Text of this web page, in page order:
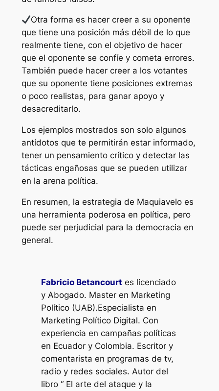
Otra forma es hacer creer a su oponente
que tiene una posición más débil de lo que
realmente tiene, con el objetivo de hacer
que el oponente se confíe y cometa errores.
También puede hacer creer a los votantes
que su oponente tiene posiciones extremas
o poco realistas, para ganar apoyo y
desacreditarlo.
Los ejemplos mostrados son solo algunos
antídotos que te permitirán estar informado,
tener un pensamiento crítico y detectar las
tácticas engañosas que se pueden utilizar
en la arena política.
En resumen, la estrategia de Maquiavelo es
una herramienta poderosa en política, pero
puede ser perjudicial para la democracia en
general.
Fabricio Betancourt es licenciado
y Abogado. Master en Marketing
Político (UAB).Especialista en
Marketing Político Digital. Con
experiencia en campañas políticas
en Ecuador y Colombia. Escritor y
comentarista en programas de tv,
radio y redes sociales. Autor del
libro “ El arte del ataque y la